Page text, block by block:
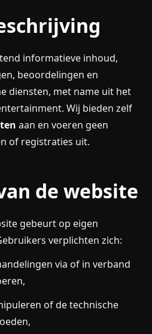
informatieve inhoud,
beoordelingen en
diensten, met name uit het
Wij bieden zelf
aan en voeren geen
of registraties uit.
de website
gebeurt op eigen
verplichten zich:
via of in verband
of de technische